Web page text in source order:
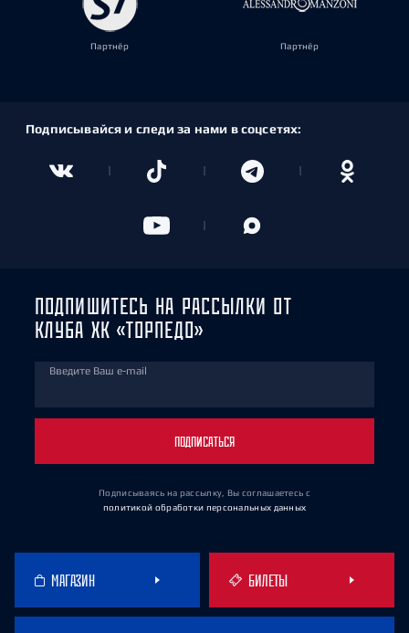
Партнёр Партнёр
Подписывайся и следи за нами в соцсетях:
ПОДПИШИТЕСЬ НА РАССЫЛКИ ОТ
КЛУБА ХК «ТОРПЕДО»
Введите Ваш e-mail
ПОДПИСАТЬСЯ
Подписываясь на рассылку, Вы соглашаетесь с
политикой обработки персональных данных
МАГАЗИН БИЛЕТЫ